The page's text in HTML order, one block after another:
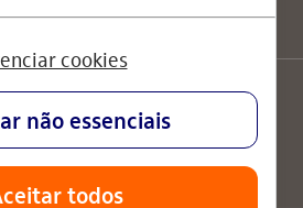
Brasil
Powered by MZ